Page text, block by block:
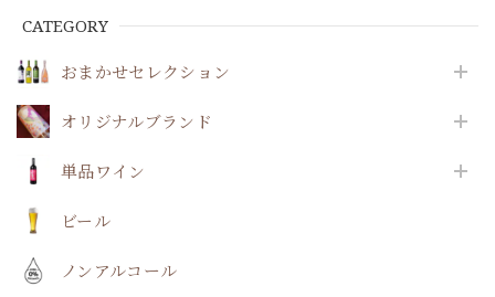
CATEGORY
おまかせセレクション
オリジナルブランド
単品ワイン
ビール
ノンアルコール